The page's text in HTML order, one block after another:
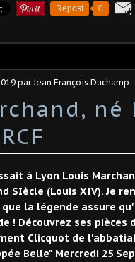
Repost 0
par Jean François Duchamp
né
à Lyon Louis
SIècle (Louis XIV). Je
la légende assure
! Découvrez ses
Clicquot de
Belle" Mercredi 25